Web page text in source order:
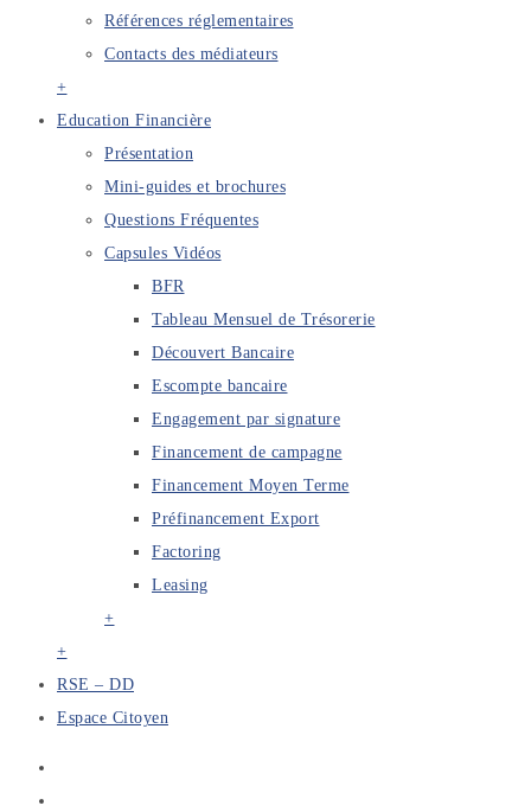
Références réglementaires
Contacts des médiateurs
+
Education Financière
Présentation
Mini-guides et brochures
Questions Fréquentes
Capsules Vidéos
BFR
Tableau Mensuel de Trésorerie
Découvert Bancaire
Escompte bancaire
Engagement par signature
Financement de campagne
Financement Moyen Terme
Préfinancement Export
Factoring
Leasing
+
+
RSE – DD
Espace Citoyen